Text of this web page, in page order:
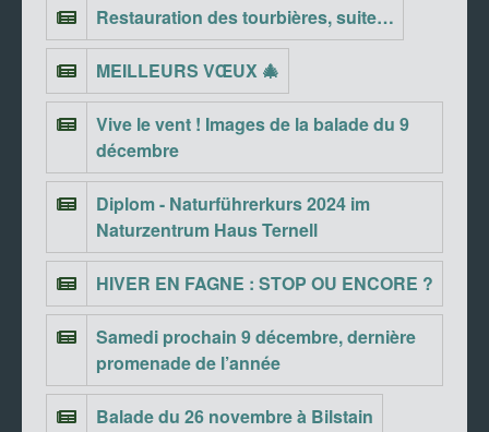
Restauration des tourbières, suite…
MEILLEURS VŒUX 🎄
Vive le vent ! Images de la balade du 9
décembre
Diplom - Naturführerkurs 2024 im
Naturzentrum Haus Ternell
HIVER EN FAGNE : STOP OU ENCORE ?
Samedi prochain 9 décembre, dernière
promenade de l’année
Balade du 26 novembre à Bilstain